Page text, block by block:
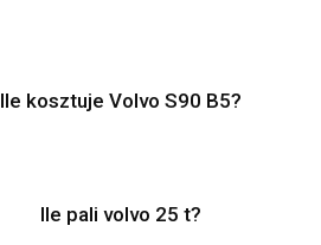
Ile kosztuje Volvo S90 B5?
Ile pali volvo 25 t?